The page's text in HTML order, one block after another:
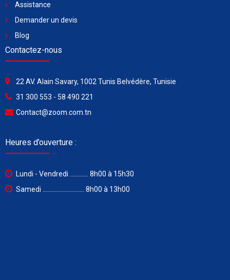
Assistance
Demander un devis
Blog
Contactez-nous
22 AV. Alain Savary, 1002 Tunis Belvédère, Tunisie
31 300 553 - 58 490 221
Contact@zoom.com.tn
Heures d’ouverture :
Lundi - Vendredi ............ 8h00 à 15h30
Samedi ........................... 8h00 à 13h00